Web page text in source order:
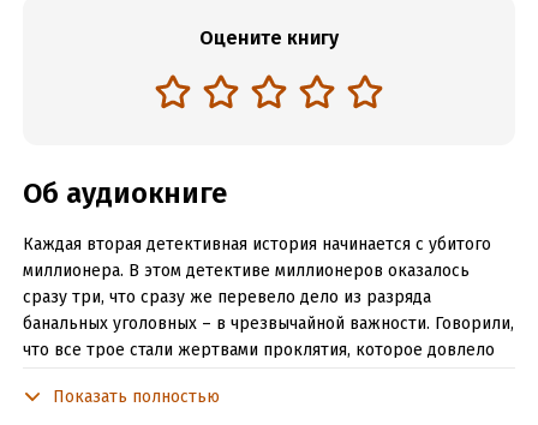
Оцените книгу
Об аудиокниге
Каждая вторая детективная история начинается с убитого
миллионера. В этом детективе миллионеров оказалось
сразу три, что сразу же перевело дело из разряда
банальных уголовных – в чрезвычайной важности. Говорили,
что все трое стали жертвами проклятия, которое довлело
собой чашу, украшенную драгоценными камнями.
Показать полностью